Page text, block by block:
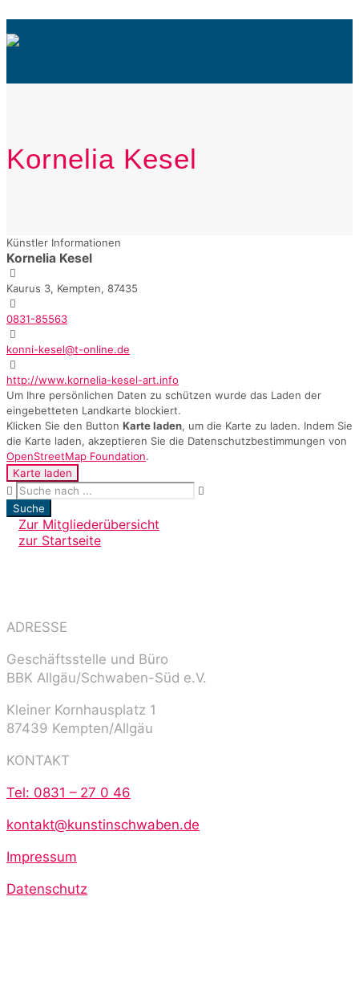
Kornelia Kesel
Künstler Informationen
Kornelia Kesel
Kaurus 3, Kempten, 87435
0831-85563
konni-kesel@t-online.de
http://www.kornelia-kesel-art.info
Um Ihre persönlichen Daten zu schützen wurde das Laden der
eingebetteten Landkarte blockiert.
Klicken Sie den Button Karte laden, um die Karte zu laden. Indem Sie
die Karte laden, akzeptieren Sie die Datenschutzbestimmungen von
OpenStreetMap Foundation.
Karte laden
Suche
Zur Mitgliederübersicht
zur Startseite
ADRESSE
Geschäftsstelle und Büro
BBK Allgäu/Schwaben-Süd e.V.
Kleiner Kornhausplatz 1
87439 Kempten/Allgäu
KONTAKT
Tel: 0831 – 27 0 46
kontakt@kunstinschwaben.de
Impressum
Datenschutz